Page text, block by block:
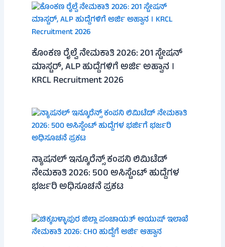
ಕೊಂಕಣ ರೈಲ್ವೆ ನೇಮಕಾತಿ 2026: 201 ಸ್ಟೇಷನ್
ಮಾಸ್ಟರ್, ALP ಹುದ್ದೆಗಳಿಗೆ ಅರ್ಜಿ ಅಹ್ವಾನ ।
KRCL Recruitment 2026
ನ್ಯಾಷನಲ್ ಇನ್ಶೂರೆನ್ಸ್ ಕಂಪನಿ ಲಿಮಿಟೆಡ್
ನೇಮಕಾತಿ 2026: 500 ಅಸಿಸ್ಟೆಂಟ್ ಹುದ್ದೆಗಳ
ಭರ್ಜರಿ ಅಧಿಸೂಚನೆ ಪ್ರಕಟ